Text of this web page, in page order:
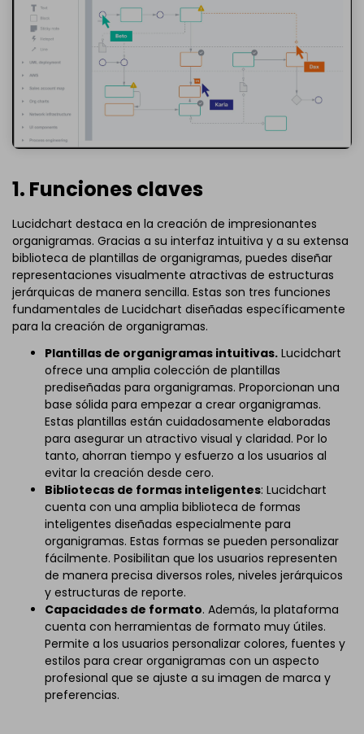
1. Funciones claves
Lucidchart destaca en la creación de impresionantes
organigramas. Gracias a su interfaz intuitiva y a su extensa
biblioteca de plantillas de organigramas, puedes diseñar
representaciones visualmente atractivas de estructuras
jerárquicas de manera sencilla. Estas son tres funciones
fundamentales de Lucidchart diseñadas específicamente
para la creación de organigramas.
Plantillas de organigramas intuitivas. Lucidchart
ofrece una amplia colección de plantillas
prediseñadas para organigramas. Proporcionan una
base sólida para empezar a crear organigramas.
Estas plantillas están cuidadosamente elaboradas
para asegurar un atractivo visual y claridad. Por lo
tanto, ahorran tiempo y esfuerzo a los usuarios al
evitar la creación desde cero.
Bibliotecas de formas inteligentes: Lucidchart
cuenta con una amplia biblioteca de formas
inteligentes diseñadas especialmente para
organigramas. Estas formas se pueden personalizar
fácilmente. Posibilitan que los usuarios representen
de manera precisa diversos roles, niveles jerárquicos
y estructuras de reporte.
Capacidades de formato. Además, la plataforma
cuenta con herramientas de formato muy útiles.
Permite a los usuarios personalizar colores, fuentes y
estilos para crear organigramas con un aspecto
profesional que se ajuste a su imagen de marca y
preferencias.